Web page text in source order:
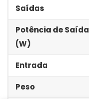
Saídas
Potência de Saída
(W)
Entrada
Peso